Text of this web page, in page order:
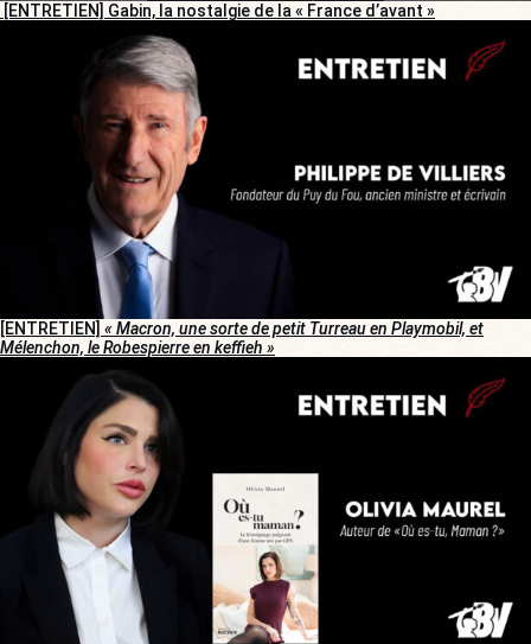
[ENTRETIEN] Gabin, la nostalgie de la « France d’avant »
[ENTRETIEN] « Macron, une sorte de petit Turreau en Playmobil, et
Mélenchon, le Robespierre en keffieh »